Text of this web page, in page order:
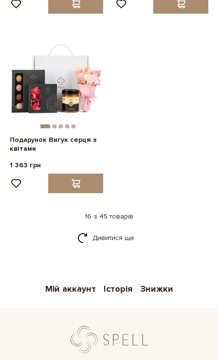
Подарунок Вигук серця з
квітами
1 363 грн
16 з 45 товарів
Дивитися ще
Мій аккаунт Історія Знижки